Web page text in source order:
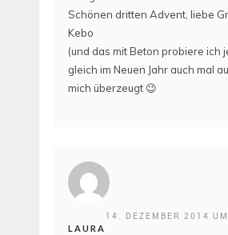
Schönen dritten Advent, liebe
Kebo
(und das mit Beton probiere ich
gleich im Neuen Jahr auch mal
mich überzeugt 😉
LAURA
14. DEZEMBER 2014